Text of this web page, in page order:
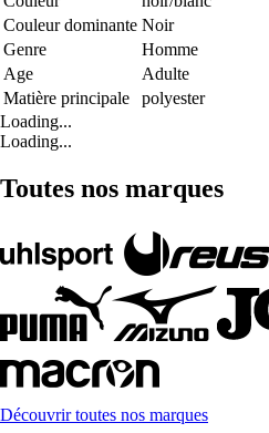
Couleur dominante Noir
Genre
Homme
Age
Adulte
Matière principale
polyester
Loading...
Loading...
Toutes nos marques
Découvrir toutes nos marques